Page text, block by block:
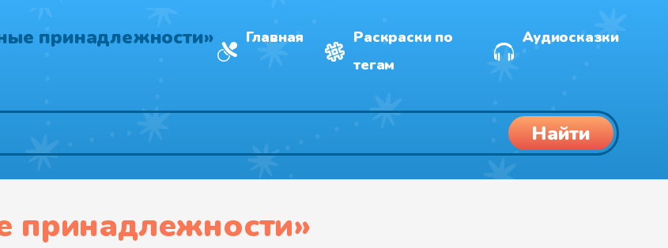
принадлежности» Главная
Раскраски по
тегам
Аудиосказки
Найти
принадлежности»